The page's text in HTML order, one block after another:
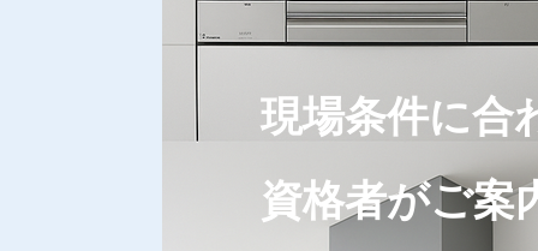
現場条件に合
資格者がご